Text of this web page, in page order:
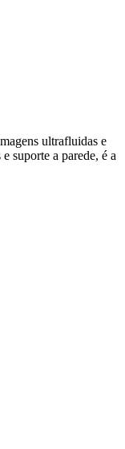
ultrafluidas e
suporte a parede, é a